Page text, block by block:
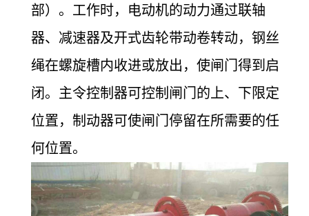
部）。工作时，电动机的动力通过联轴
器、减速器及开式齿轮带动卷转动，钢丝
绳在螺旋槽内收进或放出，使闸门得到启
闭。主令控制器可控制闸门的上、下限定
位置，制动器可使闸门停留在所需要的任
何位置。